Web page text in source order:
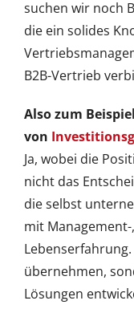
suchen wir noch
die ein solides
B2B-Vertrieb
Also zum
von
Ja, wobei die
nicht das
die selbst
mit
übernehmen,
Lösungen